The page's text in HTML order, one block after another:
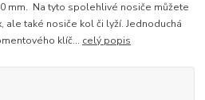
mm. Na tyto spolehlivé nosiče můžete
také nosiče kol či lyží. Jednoduchá
klíč... celý popis